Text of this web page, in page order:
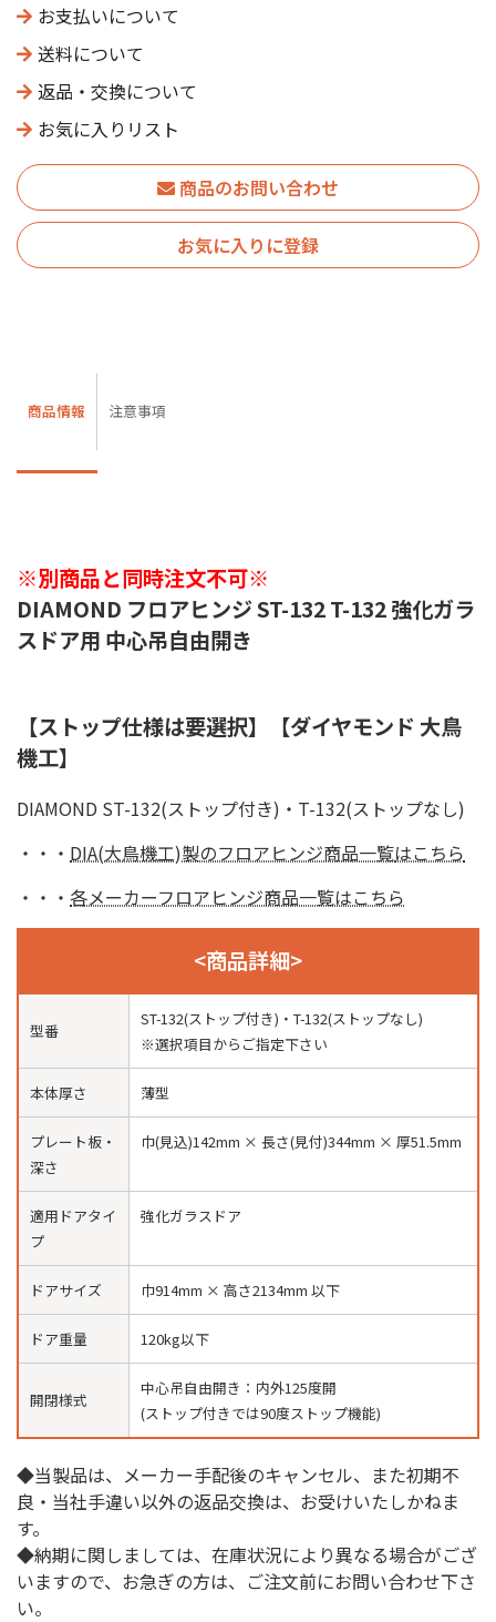
お支払いについて
送料について
返品・交換について
お気に入りリスト
商品のお問い合わせ
お気に入りに登録
商品情報 注意事項
※別商品と同時注文不可※
DIAMOND フロアヒンジ ST-132 T-132 強化ガラ
スドア用 中心吊自由開き
【ストップ仕様は要選択】【ダイヤモンド 大鳥
機工】
DIAMOND ST-132(ストップ付き)・T-132(ストップなし)
・・・ DIA(大鳥機工)製のフロアヒンジ商品一覧はこちら
・・・ 各メーカーフロアヒンジ商品一覧はこちら
<商品詳細>
型番
ST-132(ストップ付き)・T-132(ストップなし)
※選択項目からご指定下さい
本体厚さ 薄型
プレート板・
深さ
巾(見込)142mm × 長さ(見付)344mm × 厚51.5mm
適用ドアタイ
プ
強化ガラスドア
ドアサイズ 巾914mm × 高さ2134mm 以下
ドア重量 120kg以下
開閉様式
中心吊自由開き：内外125度開
(ストップ付きでは90度ストップ機能)
◆当製品は、メーカー手配後のキャンセル、また初期不
良・当社手違い以外の返品交換は、お受けいたしかねま
す。
◆納期に関しましては、在庫状況により異なる場合がござ
いますので、お急ぎの方は、ご注文前にお問い合わせ下さ
い。